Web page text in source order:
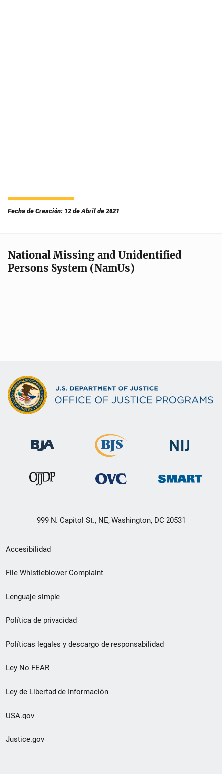
Fecha de Creación: 12 de Abril de 2021
National Missing and Unidentified
Persons System (NamUs)
999 N. Capitol St., NE, Washington, DC 20531
Menú
de
de
pie
de
página
Accesibilidad
File Whistleblower Complaint
Lenguaje simple
Política de privacidad
Políticas legales y descargo de responsabilidad
Ley No FEAR
Ley de Libertad de Información
USA.gov
Justice.gov